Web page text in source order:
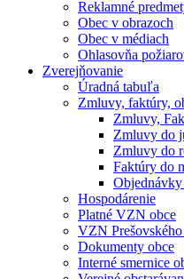
Reklamné
Obec v obrazoch
Obec v médiach
Ohlasovňa
Zverejňovanie
Úradná tabuľa
Zmluvy, faktúry,
Zmluvy,
Zmluvy do
Zmluvy do
Faktúry do
Hospodárenie
Platné VZN obce
VZN Prešovského
Dokumenty obce
Interné smernice